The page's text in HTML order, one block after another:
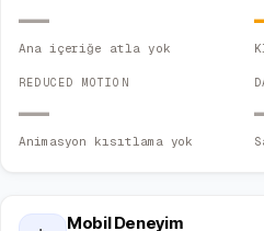
—
Ana içeriğe atla yok
REDUCED MOTION
—
Animasyon kısıtlama yok
Mobil Deneyim